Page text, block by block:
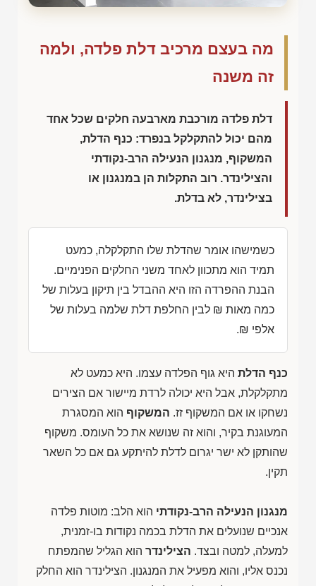
מה בעצם מרכיב דלת פלדה, ולמה
זה משנה
דלת פלדה מורכבת מארבעה חלקים שכל אחד
מהם יכול להתקלקל בנפרד: כנף הדלת,
המשקוף, מנגנון הנעילה הרב-נקודתי
והצילינדר. רוב התקלות הן במנגנון או
בצילינדר, לא בדלת.
כשמישהו אומר שהדלת שלו התקלקלה, כמעט
תמיד הוא מתכוון לאחד משני החלקים הפנימיים.
הבנת ההפרדה הזו היא ההבדל בין תיקון בעלות של
כמה מאות ₪ לבין החלפת דלת שלמה בעלות של
אלפי ₪.
כנף הדלת היא גוף הפלדה עצמו. היא כמעט לא
מתקלקלת, אבל היא יכולה לרדת מיישור אם הצירים
נשחקו או אם המשקוף זז. המשקוף הוא המסגרת
המעוגנת בקיר, והוא זה שנושא את כל העומס. משקוף
שהותקן לא ישר יגרום לדלת להיתקע גם אם כל השאר
תקין.
מנגנון הנעילה הרב-נקודתי הוא הלב: מוטות פלדה
אנכיים שנועלים את הדלת בכמה נקודות בו-זמנית,
למעלה, למטה ובצד. הצילינדר הוא הגליל שהמפתח
נכנס אליו, והוא מפעיל את המנגנון. הצילינדר הוא החלק